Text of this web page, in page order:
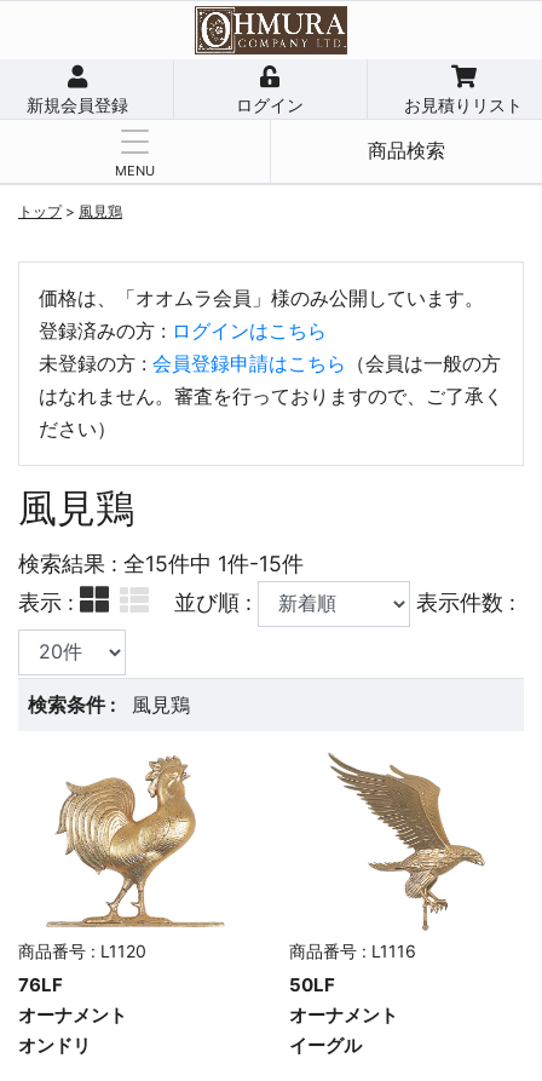
新規会員登録 ログイン お見積りリスト
MENU
商品検索
トップ> 風見鶏
価格は、「オオムラ会員」様のみ公開しています。
登録済みの方 : ログインはこちら
未登録の方 : 会員登録申請はこちら （会員は一般の方
はなれません。審査を行っておりますので、ご了承く
ださい）
風見鶏
検索結果 : 全15件中 1件-15件
表示 :
並び順 : 表示件数 :
検索条件 : 風見鶏
商品番号 : L1120
76LF
オーナメント
オンドリ
商品番号 : L1116
50LF
オーナメント
イーグル